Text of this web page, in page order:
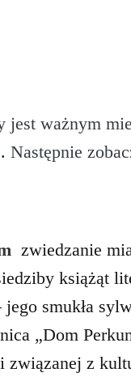
jest ważnym
Następnie
zwiedzanie
książąt
smukła
„Dom
z